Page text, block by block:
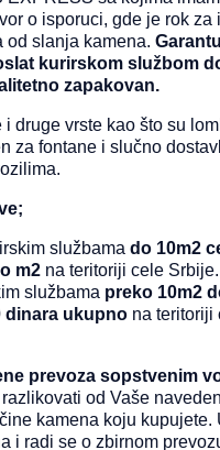
o isporuci, gde je rok za
od slanja kamena.
kurirskom službom
zapakovan.
i druge vrste kao što su
za fontane i slučno
službama do 10m2
m2 na teritoriji cele
službama preko 10m2
dinara ukupno na teritoriji
prevoza sopstvenim
od Vaše
kamena koju kupujete.
i radi se o zbirnom